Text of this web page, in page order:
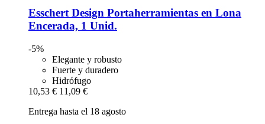
Esschert Design Portaherramientas en Lona
Encerada, 1 Unid.
-5%
Elegante y robusto
Fuerte y duradero
Hidrófugo
10,53 € 11,09 €
Entrega hasta el 18 agosto